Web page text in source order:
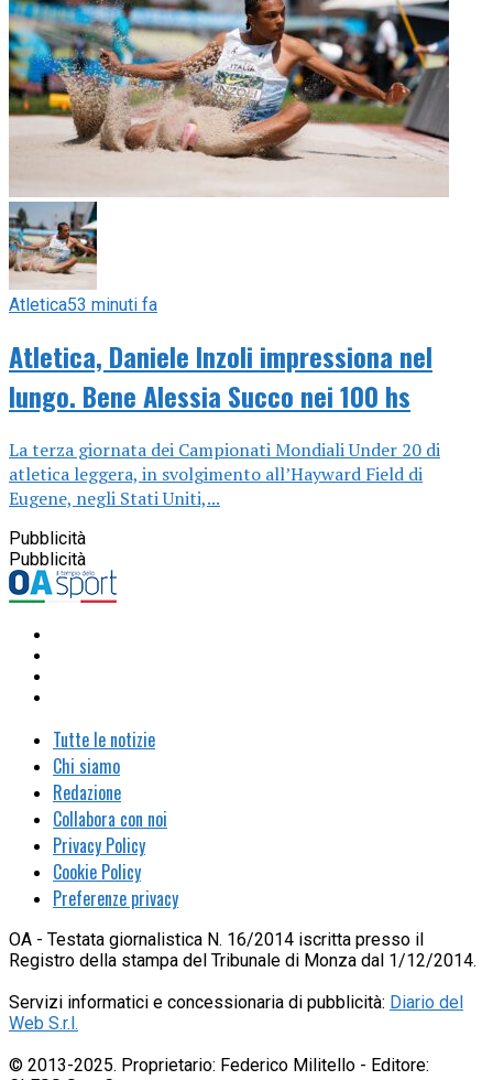
Atletica53 minuti fa
Atletica, Daniele Inzoli impressiona nel
lungo. Bene Alessia Succo nei 100 hs
La terza giornata dei Campionati Mondiali Under 20 di
atletica leggera, in svolgimento all’Hayward Field di
Eugene, negli Stati Uniti,...
Pubblicità
Pubblicità
Tutte le notizie
Chi siamo
Redazione
Collabora con noi
Privacy Policy
Cookie Policy
Preferenze privacy
OA - Testata giornalistica N. 16/2014 iscritta presso il
Registro della stampa del Tribunale di Monza dal 1/12/2014.
Servizi informatici e concessionaria di pubblicità: Diario del
Web S.r.l.
© 2013-2025. Proprietario: Federico Militello - Editore: